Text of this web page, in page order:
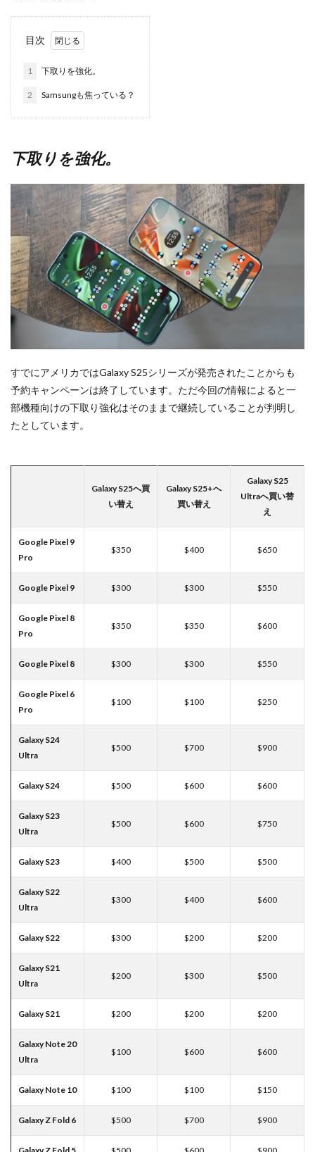
目次
1 下取りを強化。
2 Samsungも焦っている？
下取りを強化。
すでにアメリカではGalaxy S25シリーズが発売されたことからも
予約キャンペーンは終了しています。ただ今回の情報によると一
部機種向けの下取り強化はそのままで継続していることが判明し
たとしています。
Galaxy S25へ買
い替え
Galaxy S25+へ
買い替え
Galaxy S25
Ultraへ買い替
え
Google Pixel 9
Pro
$350 $400 $650
Google Pixel 9 $300 $300 $550
Google Pixel 8
Pro
$350 $350 $600
Google Pixel 8 $300 $300 $550
Google Pixel 6
Pro
$100 $100 $250
Galaxy S24
Ultra
$500 $700 $900
Galaxy S24 $500 $600 $600
Galaxy S23
Ultra
$500 $600 $750
Galaxy S23 $400 $500 $500
Galaxy S22
Ultra
$300 $400 $600
Galaxy S22 $300 $200 $200
Galaxy S21
Ultra
$200 $300 $500
Galaxy S21 $200 $200 $200
Galaxy Note 20
Ultra
$100 $600 $600
Galaxy Note 10 $100 $100 $150
Galaxy Z Fold 6 $500 $700 $900